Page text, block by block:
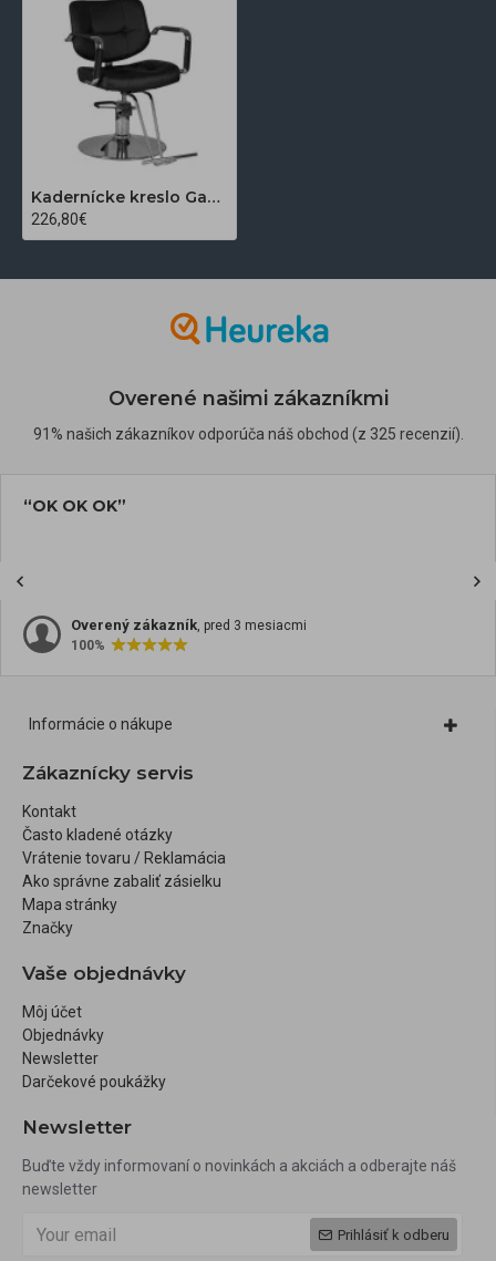
Kadernícke kreslo Gabbiano Vigo čierne
226,80€
Overené našimi zákazníkmi
91% našich zákazníkov odporúča náš obchod (z 325 recenzií).
“OK OK OK”
Overený zákazník, pred 3 mesiacmi
100%
Informácie o nákupe
Zákaznícky servis
Kontakt
Často kladené otázky
Vrátenie tovaru / Reklamácia
Ako správne zabaliť zásielku
Mapa stránky
Značky
Vaše objednávky
Môj účet
Objednávky
Newsletter
Darčekové poukážky
Newsletter
Buďte vždy informovaní o novinkách a akciách a odberajte náš
newsletter
Prihlásiť k odberu